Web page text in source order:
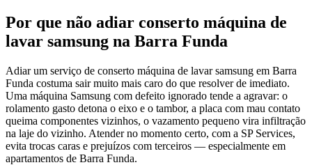
Por que não adiar conserto máquina de
lavar samsung na Barra Funda
Adiar um serviço de conserto máquina de lavar samsung em Barra
Funda costuma sair muito mais caro do que resolver de imediato.
Uma máquina Samsung com defeito ignorado tende a agravar: o
rolamento gasto detona o eixo e o tambor, a placa com mau contato
queima componentes vizinhos, o vazamento pequeno vira infiltração
na laje do vizinho. Atender no momento certo, com a SP Services,
evita trocas caras e prejuízos com terceiros — especialmente em
apartamentos de Barra Funda.